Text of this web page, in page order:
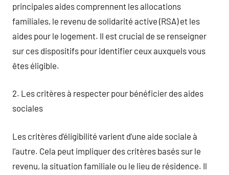
principales aides comprennent les allocations
familiales, le revenu de solidarité active (RSA) et les
aides pour le logement. Il est crucial de se renseigner
sur ces dispositifs pour identifier ceux auxquels vous
êtes éligible.
2. Les critères à respecter pour bénéficier des aides
sociales
Les critères d’éligibilité varient d’une aide sociale à
l’autre. Cela peut impliquer des critères basés sur le
revenu, la situation familiale ou le lieu de résidence. Il